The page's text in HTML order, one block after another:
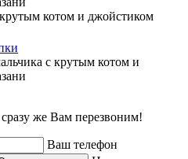
котом и джойстиком
же Вам перезвоним!
Ваш телефон